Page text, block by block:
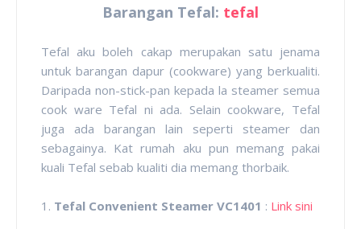
Barangan Tefal: tefal
Tefal aku boleh cakap merupakan satu jenama
untuk barangan dapur (cookware) yang berkualiti.
Daripada non-stick-pan kepada la steamer semua
cook ware Tefal ni ada. Selain cookware, Tefal
juga ada barangan lain seperti steamer dan
sebagainya. Kat rumah aku pun memang pakai
kuali Tefal sebab kualiti dia memang thorbaik.
1. Tefal Convenient Steamer VC1401 : Link sini